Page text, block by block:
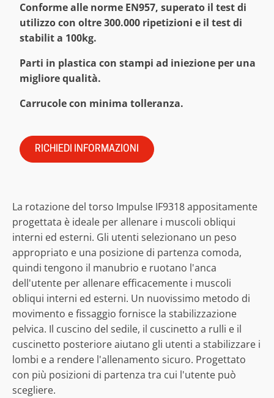
Conforme alle norme EN957, superato il test di
utilizzo con oltre 300.000 ripetizioni e il test di
stabilit a 100kg.
Parti in plastica con stampi ad iniezione per una
migliore qualità.
Carrucole con minima tolleranza.
RICHIEDI INFORMAZIONI
La rotazione del torso Impulse IF9318 appositamente
progettata è ideale per allenare i muscoli obliqui
interni ed esterni. Gli utenti selezionano un peso
appropriato e una posizione di partenza comoda,
quindi tengono il manubrio e ruotano l'anca
dell'utente per allenare efficacemente i muscoli
obliqui interni ed esterni. Un nuovissimo metodo di
movimento e fissaggio fornisce la stabilizzazione
pelvica. Il cuscino del sedile, il cuscinetto a rulli e il
cuscinetto posteriore aiutano gli utenti a stabilizzare i
lombi e a rendere l'allenamento sicuro. Progettato
con più posizioni di partenza tra cui l'utente può
scegliere.